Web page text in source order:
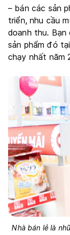
– bán các sản
triển, nhu cầu
doanh thu.
sản phẩm đó
chạy nhất năm
Nhà bán lẻ là